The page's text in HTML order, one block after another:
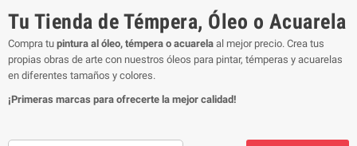
Tu Tienda de Témpera, Óleo o Acuarela
Compra tu pintura al óleo, témpera o acuarela al mejor precio. Crea tus
propias obras de arte con nuestros óleos para pintar, témperas y acuarelas
en diferentes tamaños y colores.
¡Primeras marcas para ofrecerte la mejor calidad!